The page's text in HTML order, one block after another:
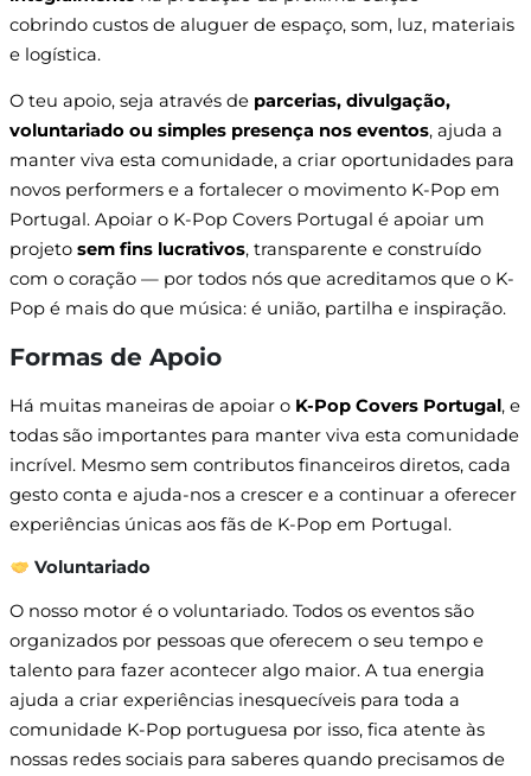
cobrindo custos de aluguer de espaço, som, luz, materiais
e logística.
O teu apoio, seja através de parcerias, divulgação,
voluntariado ou simples presença nos eventos, ajuda a
manter viva esta comunidade, a criar oportunidades para
novos performers e a fortalecer o movimento K-Pop em
Portugal. Apoiar o K-Pop Covers Portugal é apoiar um
projeto sem fins lucrativos, transparente e construído
com o coração — por todos nós que acreditamos que o K-
Pop é mais do que música: é união, partilha e inspiração.
Formas de Apoio
Há muitas maneiras de apoiar o K-Pop Covers Portugal, e
todas são importantes para manter viva esta comunidade
incrível. Mesmo sem contributos financeiros diretos, cada
gesto conta e ajuda-nos a crescer e a continuar a oferecer
experiências únicas aos fãs de K-Pop em Portugal.
Voluntariado
O nosso motor é o voluntariado. Todos os eventos são
organizados por pessoas que oferecem o seu tempo e
talento para fazer acontecer algo maior. A tua energia
ajuda a criar experiências inesquecíveis para toda a
comunidade K-Pop portuguesa por isso, fica atente às
nossas redes sociais para saberes quando precisamos de